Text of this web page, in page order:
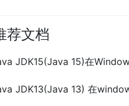
荐文档
JDK15(Java 15)在
JDK13(Java 13) 在